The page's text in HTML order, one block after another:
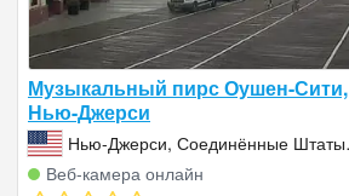
Музыкальный пирс Оушен-Сити,
Нью-Джерси
Нью-Джерси, Соединённые Штаты
Америки (США)
Веб‑камера онлайн